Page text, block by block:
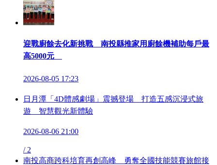
迎戰廚餘去化新挑戰 南投縣推家用廚餘機補助每戶最
高5000元
2026-08-05 17:23
日月潭「4D體感劇場」震撼登場 打造五感沉浸式旅
遊 智慧觀光新體驗
2026-08-06 21:00
/ 2
南投高商跨科培育再創高峰 勇奪全國技能競賽旅館接